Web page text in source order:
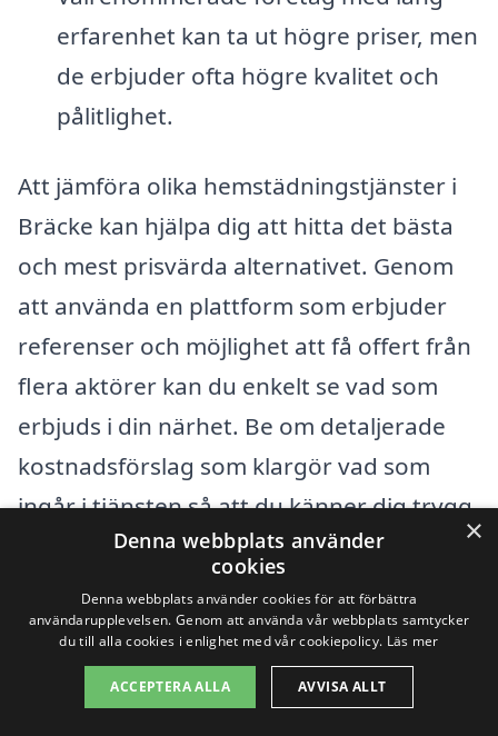
erfarenhet kan ta ut högre priser, men
de erbjuder ofta högre kvalitet och
pålitlighet.
Att jämföra olika hemstädningstjänster i
Bräcke kan hjälpa dig att hitta det bästa
och mest prisvärda alternativet. Genom
att använda en plattform som erbjuder
referenser och möjlighet att få offert från
flera aktörer kan du enkelt se vad som
erbjuds i din närhet. Be om detaljerade
kostnadsförslag som klargör vad som
ingår i tjänsten så att du känner dig trygg
Få 3 erbjudanden, gratis och utan
förpliktelser
×
Denna webbplats använder
cookies
Denna webbplats använder cookies för att förbättra
användarupplevelsen. Genom att använda vår webbplats samtycker
du till alla cookies i enlighet med vår cookiepolicy. Läs mer
ACCEPTERA ALLA AVVISA ALLT